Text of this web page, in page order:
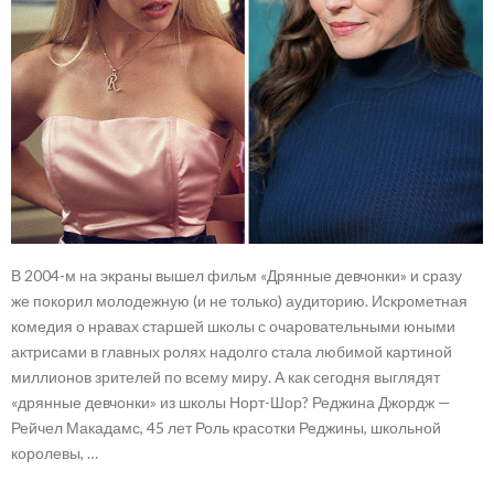
В 2004-м на экраны вышел фильм «Дрянные девчонки» и сразу
же покорил молодежную (и не только) аудиторию. Искрометная
комедия о нравах старшей школы с очаровательными юными
актрисами в главных ролях надолго стала любимой картиной
миллионов зрителей по всему миру. А как сегодня выглядят
«дрянные девчонки» из школы Норт-Шор? Реджина Джордж —
Рейчел Макадамс, 45 лет Роль красотки Реджины, школьной
королевы, …